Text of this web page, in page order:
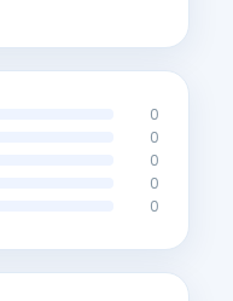
0
0
0
0
0